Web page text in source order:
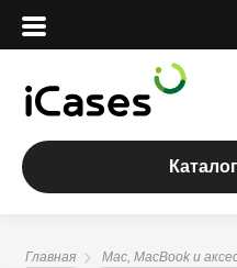
Вход
Сервисный центр
О магазине
Главная Mac, MacBook и